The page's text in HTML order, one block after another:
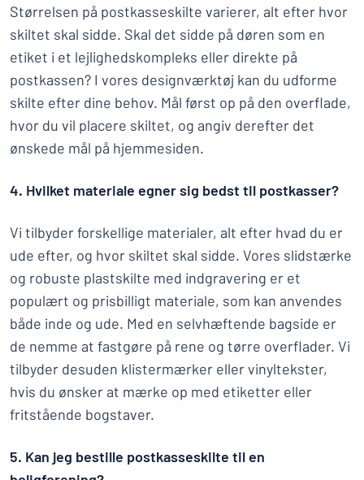
Størrelsen på postkasseskilte varierer, alt efter hvor
skiltet skal sidde. Skal det sidde på døren som en
etiket i et lejlighedskompleks eller direkte på
postkassen? I vores designværktøj kan du udforme
skilte efter dine behov. Mål først op på den overflade,
hvor du vil placere skiltet, og angiv derefter det
ønskede mål på hjemmesiden.
4. Hvilket materiale egner sig bedst til postkasser?
Vi tilbyder forskellige materialer, alt efter hvad du er
ude efter, og hvor skiltet skal sidde. Vores slidstærke
og robuste plastskilte med indgravering er et
populært og prisbilligt materiale, som kan anvendes
både inde og ude. Med en selvhæftende bagside er
de nemme at fastgøre på rene og tørre overflader. Vi
tilbyder desuden klistermærker eller vinyltekster,
hvis du ønsker at mærke op med etiketter eller
fritstående bogstaver.
5. Kan jeg bestille postkasseskilte til en